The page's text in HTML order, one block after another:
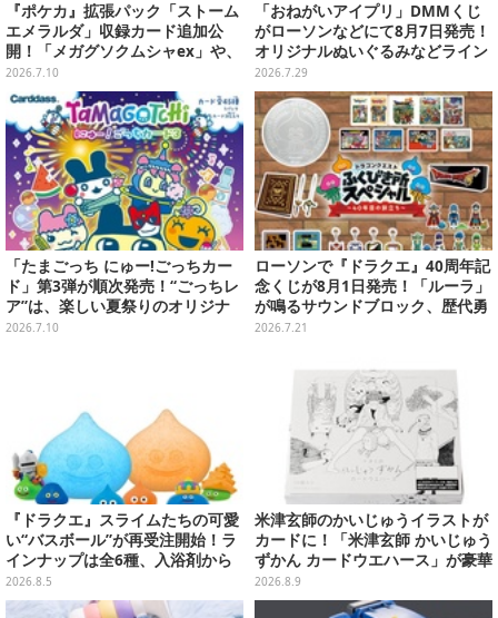
『ポケカ』拡張パック「ストーム
エメラルダ」収録カード追加公
開！「メガグソクムシャex」や、
2枚1組で使うスタジアムがさらに
登場
2026.7.10
「おねがいアイプリ」DMMくじ
がローソンなどにて8月7日発売！
オリジナルぬいぐるみなどライン
ナップ、各等賞にスペシャルアイ
プリカードが付属
2026.7.29
「たまごっち にゅー!ごっちカー
ド」第3弾が順次発売！“ごっちレ
ア”は、楽しい夏祭りのオリジナ
ルアートに
2026.7.10
ローソンで『ドラクエ』40周年記
念くじが8月1日発売！「ルーラ」
が鳴るサウンドブロック、歴代勇
者＆スライムのフィギュアなど、
2026.7.21
『ドラクエ』スライムたちの可愛
い“バスボール”が再受注開始！ラ
インナップは全6種、入浴剤から
モンスターのフィギュアが出てく
る
2026.8.5
米津玄師のかいじゅうイラストが
カードに！「米津玄師 かいじゅう
ずかん カードウエハース」が豪華
ラインナップ
2026.8.9